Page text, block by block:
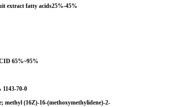
extract fatty acids25%-45%
65%~95%
1143-70-0
methyl (16Z)-16-(methoxymethylidene)-2-